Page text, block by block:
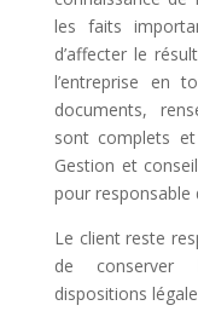
les faits
d’affecter le
l’entreprise en
documents,
sont complets
Gestion et
pour responsable
Le client reste
de conserver
dispositions